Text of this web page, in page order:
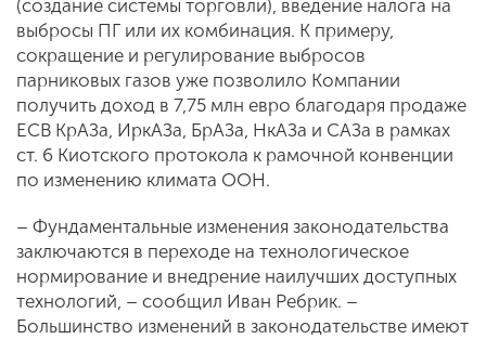
(создание системы торговли), введение налога на
выбросы ПГ или их комбинация. К примеру,
сокращение и регулирование выбросов
парниковых газов уже позволило Компании
получить доход в 7,75 млн евро благодаря продаже
ЕСВ КрАЗа, ИркАЗа, БрАЗа, НкАЗа и САЗа в рамках
ст. 6 Киотского протокола к рамочной конвенции
по изменению климата ООН.
– Фундаментальные изменения законодательства
заключаются в переходе на технологическое
нормирование и внедрение наилучших доступных
технологий, – сообщил Иван Ребрик. –
Большинство изменений в законодательстве имеют